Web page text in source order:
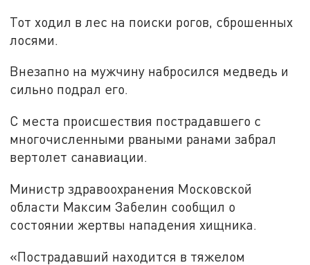
Тот ходил в лес на поиски рогов, сброшенных
лосями.
Внезапно на мужчину набросился медведь и
сильно подрал его.
С места происшествия пострадавшего с
многочисленными рваными ранами забрал
вертолет санавиации.
Министр здравоохранения Московской
области Максим Забелин сообщил о
состоянии жертвы нападения хищника.
«Пострадавший находится в тяжелом